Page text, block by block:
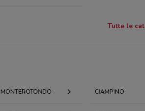
Tutte le
MONTEROTONDO CIAMPINO